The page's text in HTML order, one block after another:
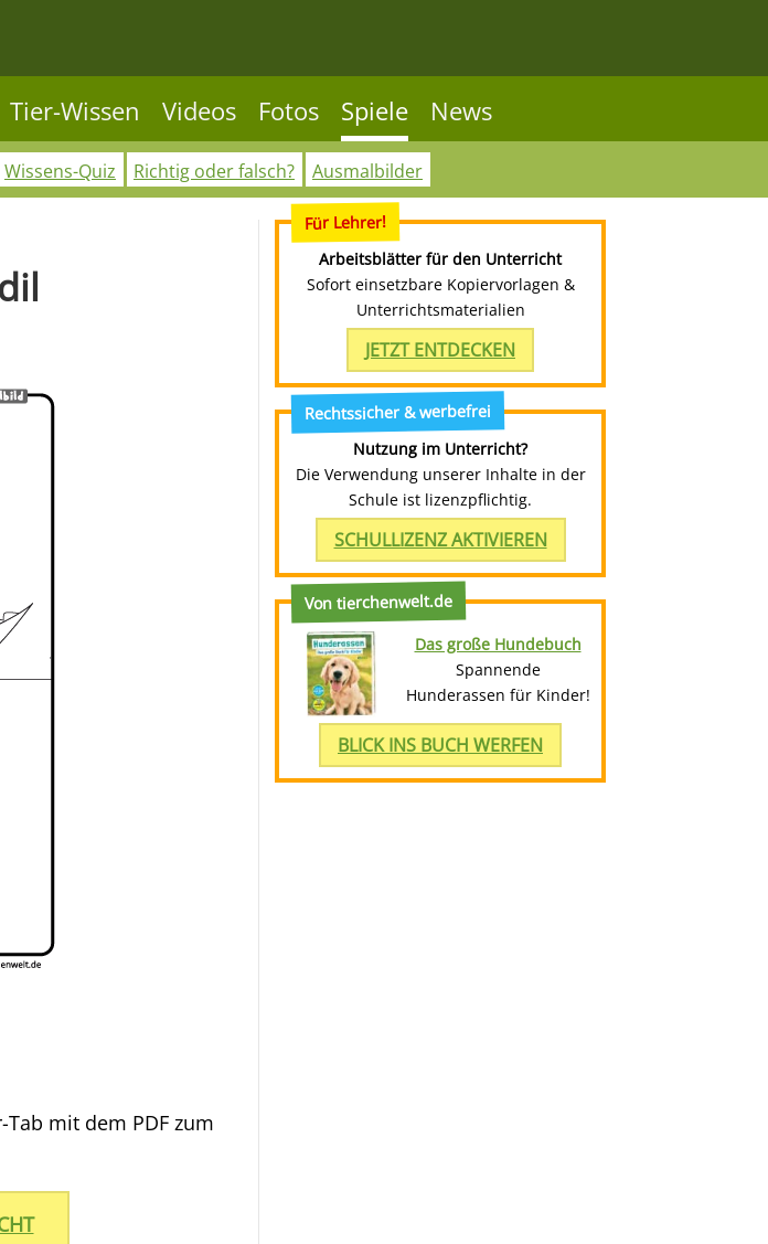
Tier-Wissen Videos Fotos Spiele News
Wissens-Quiz Richtig oder falsch? Ausmalbilder
mit dem PDF zum
Für Lehrer!
Arbeitsblätter für den Unterricht
Sofort einsetzbare Kopiervorlagen &
Unterrichtsmaterialien
JETZT ENTDECKEN
Rechtssicher & werbefrei
Nutzung im Unterricht?
Die Verwendung unserer Inhalte in der
Schule ist lizenzpflichtig.
SCHULLIZENZ AKTIVIEREN
Von tierchenwelt.de
Das große Hundebuch
Spannende
Hunderassen für Kinder!
BLICK INS BUCH WERFEN